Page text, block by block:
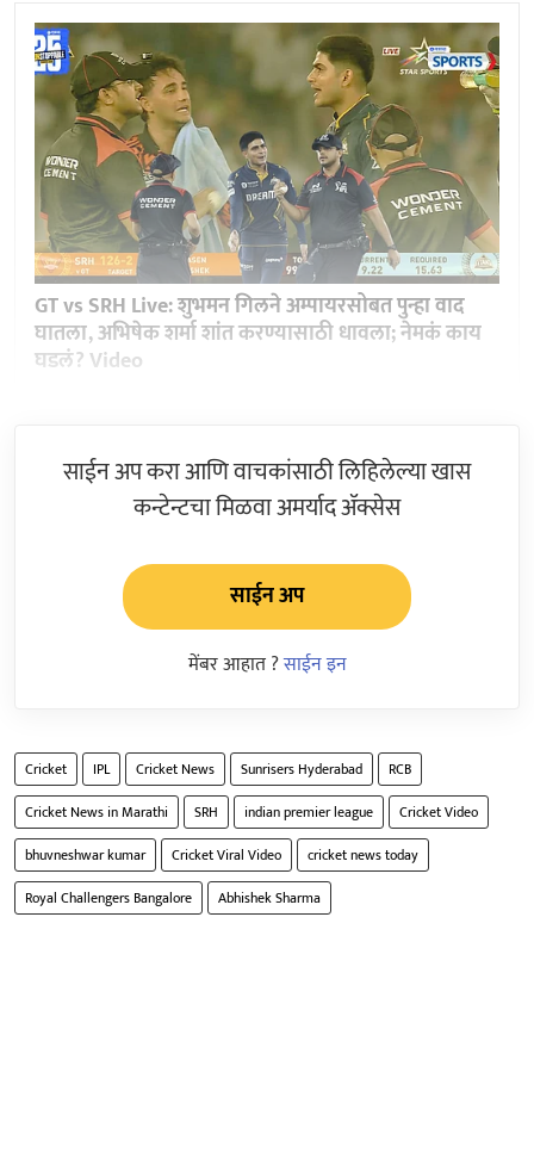
GT vs SRH Live: शुभमन गिलने अम्पायरसोबत पुन्हा वाद
घातला, अभिषेक शर्मा शांत करण्यासाठी धावला; नेमकं काय
घडलं? Video
साईन अप करा आणि वाचकांसाठी लिहिलेल्या खास
कन्टेन्टचा मिळवा अमर्याद ॲक्सेस
साईन अप
मेंबर आहात ?साईन इन
Cricket IPL Cricket News Sunrisers Hyderabad
RCB
Cricket News in Marathi
SRH indian premier league
Cricket Video
bhuvneshwar kumar
Cricket Viral Video
cricket news today
Royal Challengers Bangalore
Abhishek Sharma